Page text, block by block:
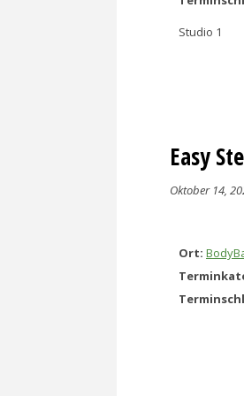
Studio 1
Easy
Oktober 14,
Ort: